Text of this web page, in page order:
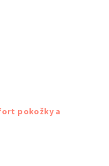
pokožky a